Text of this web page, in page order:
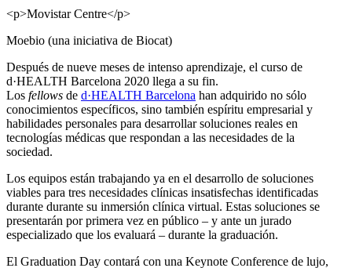
<p>Movistar Centre</p>
Moebio (una iniciativa de Biocat)
Después de nueve meses de intenso aprendizaje, el curso de
d·HEALTH Barcelona 2020 llega a su fin.
Los fellows de d·HEALTH Barcelona han adquirido no sólo
conocimientos específicos, sino también espíritu empresarial y
habilidades personales para desarrollar soluciones reales en
tecnologías médicas que respondan a las necesidades de la
sociedad.
Los equipos están trabajando ya en el desarrollo de soluciones
viables para tres necesidades clínicas insatisfechas identificadas
durante durante su inmersión clínica virtual. Estas soluciones se
presentarán por primera vez en público – y ante un jurado
especializado que los evaluará – durante la graduación.
El Graduation Day contará con una Keynote Conference de lujo,